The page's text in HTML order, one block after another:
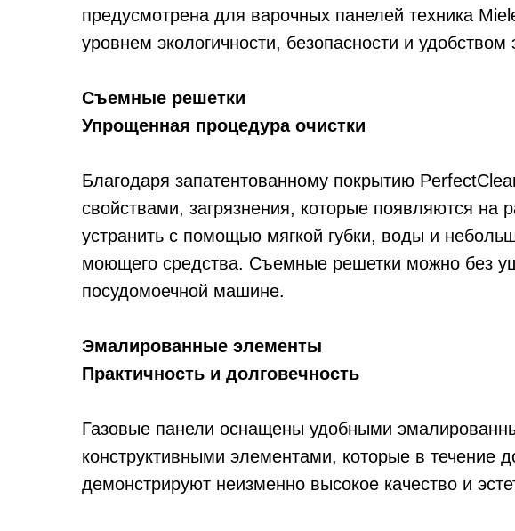
предусмотрена для варочных панелей техника
уровнем экологичности, безопасности и удобством
Съемные решетки
Упрощенная процедура очистки
Благодаря запатентованному покрытию
свойствами, загрязнения, которые появляются на
устранить с помощью мягкой губки, воды и
моющего средства. Съемные решетки можно без
посудомоечной машине.
Эмалированные элементы
Практичность и долговечность
Газовые панели оснащены удобными
конструктивными элементами, которые в течение
демонстрируют неизменно высокое качество и
Магазин расположен
17-й километр, 2